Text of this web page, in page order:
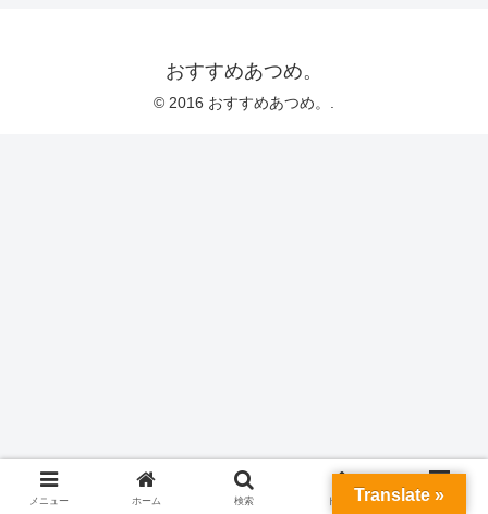
おすすめあつめ。
© 2016 おすすめあつめ。.
メニュー ホーム 検索 トップ サイドバー
Translate »